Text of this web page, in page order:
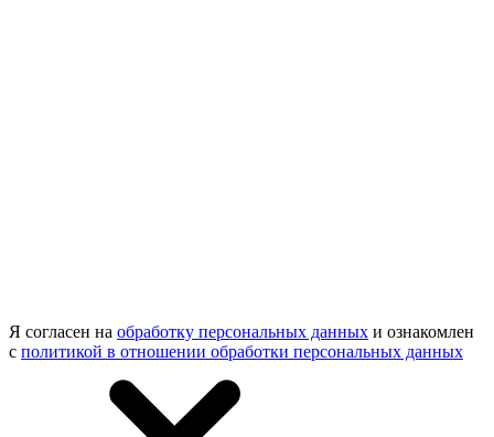
Я согласен на обработку персональных данных и ознакомлен
с политикой в отношении обработки персональных данных